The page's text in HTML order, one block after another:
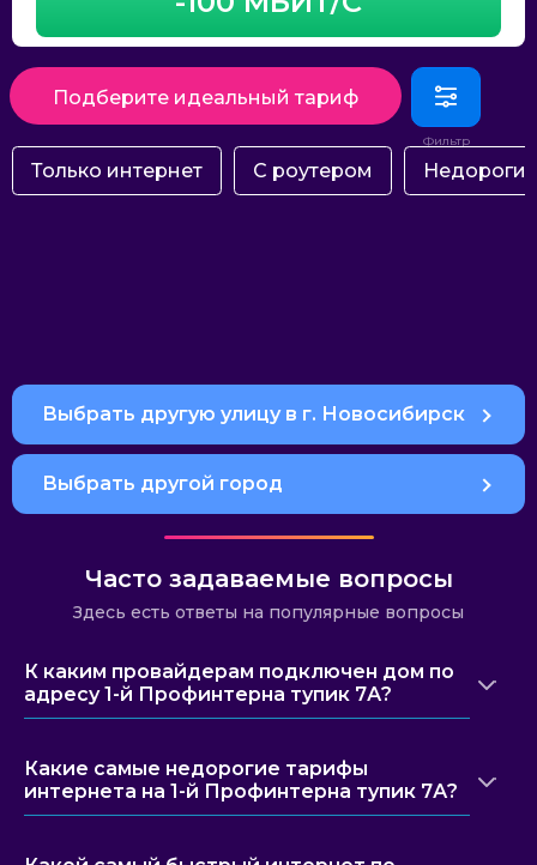
Подберите идеальный тариф
Только интернет С роутером Недорогие
Выбрать другую улицу в г. Новосибирск
Выбрать другой город
Часто задаваемые вопросы
Здесь есть ответы на популярные вопросы
К каким провайдерам подключен дом по
адресу 1-й Профинтерна тупик 7А?
Какие самые недорогие тарифы
интернета на 1-й Профинтерна тупик 7А?